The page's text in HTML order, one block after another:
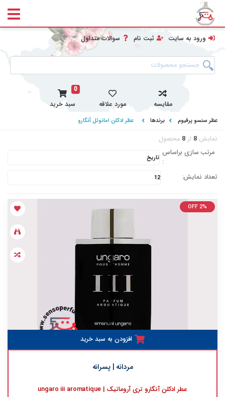
ورود به سایت ثبت نام سوالات متداول
مقایسه مورد علاقه
0
سبد خرید
عطر سنسو پرفیوم برندها عطر ادکلن امانوئل آنگارو
نمایش 8 از 8 محصول
مرتب سازی براساس
:
تعداد نمایش:
OFF 2%
افزودن به سبد خرید
مردانه | پسرانه
عطر ادکلن آنگارو تری آروماتیک | ungaro iii aromatique